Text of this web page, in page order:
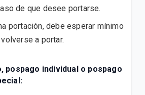
de que desee portarse.
portación, debe esperar mínimo
a portar.
pospago individual o pospago